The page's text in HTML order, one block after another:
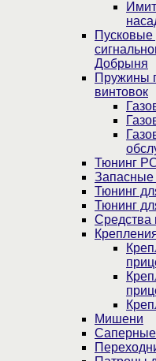
Пусковые
Добрыня
Пружины
винтовок
Тюнинг
Запасные
Тюнинг
Тюнинг
Средства
Мишени